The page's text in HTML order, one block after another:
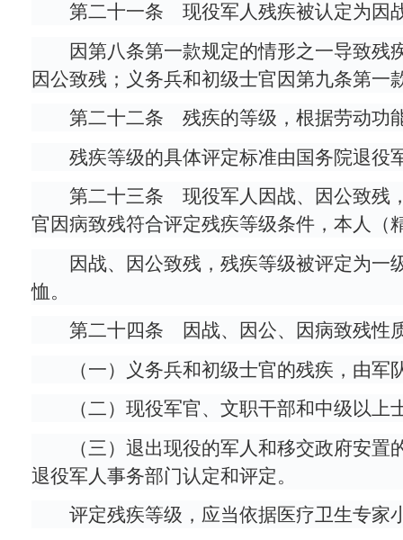
第二十一条 现役军人残疾被认定为因
因第八条第一款规定的情形之一导致
因公致残；义务兵和初级士官因第九条第
第二十二条 残疾的等级，根据劳动功
残疾等级的具体评定标准由国务院退役
第二十三条 现役军人因战、因公致残
官因病致残符合评定残疾等级条件，本人（
因战、因公致残，残疾等级被评定为
恤。
第二十四条 因战、因公、因病致残性
（一）义务兵和初级士官的残疾，由
（二）现役军官、文职干部和中级以
（三）退出现役的军人和移交政府安
退役军人事务部门认定和评定。
评定残疾等级，应当依据医疗卫生专家